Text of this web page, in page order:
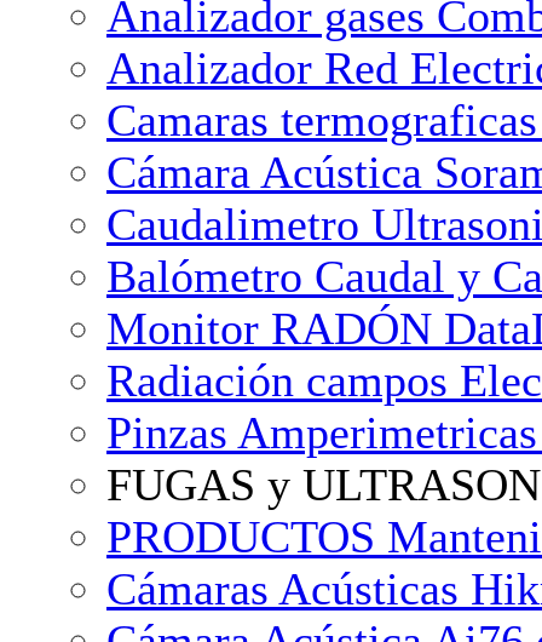
Analizador gases
Analizador Red
Camaras
Cámara Acústica
Caudalimetro
Balómetro Caudal y
Monitor RADÓN
Radiación campos
Pinzas
FUGAS y
PRODUCTOS
Cámaras Acústicas